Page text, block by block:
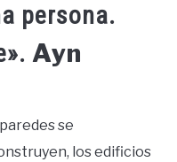
persona.
Ayn
se
los edificios